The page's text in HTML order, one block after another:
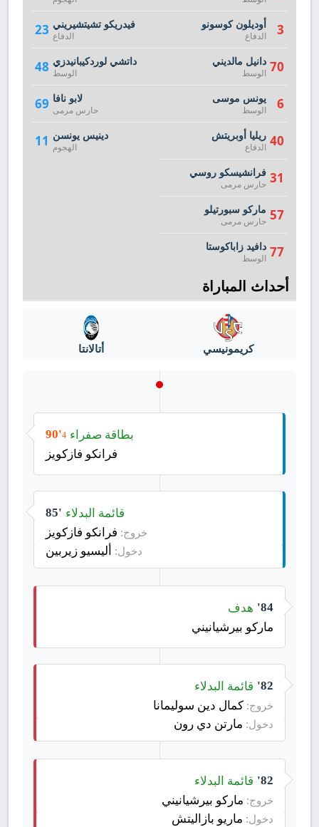
23 فيدريكو تشيتشيريني
الدفاع
48 داتشي لوردكيبانيدزي
الوسط
69 لابو نافا
حارس مرمى
11 دينيس يونسن
الهجوم
3 أوديلون كوسونو
الدفاع
70 دانيل مالديني
الوسط
6 يونس موسى
الوسط
40 ريليا أوبريتش
الدفاع
31 فرانشيسكو روسي
حارس مرمى
57 ماركو سبورتيلو
حارس مرمى
77 دافيد زاباكوستا
الوسط
أحداث المباراة
كريمونيسي أتالانتا
90'4 بطاقة صفراء
فرانكو فازكويز
85' قائمة البدلاء
خروج: فرانكو فازكويز
دخول: أليسيو زيربين
84' هدف
ماركو بيرشيانيني
82' قائمة البدلاء
خروج: كمال دين سوليمانا
دخول: مارتن دي رون
82' قائمة البدلاء
خروج: ماركو بيرشيانيني
دخول: ماريو بازاليتش